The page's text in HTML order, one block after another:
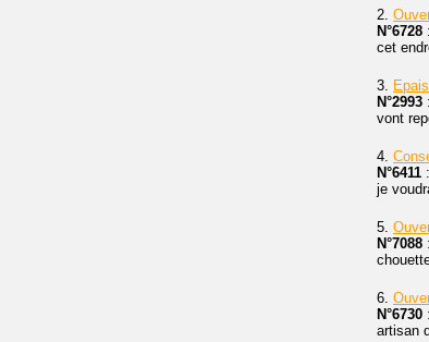
2.
N°6728
cet
3.
N°2993
vont
4.
N°6411
je
5.
N°7088
6.
N°6730
artisan